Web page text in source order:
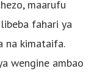
maarufu
fahari ya
na kimataifa.
wengine ambao